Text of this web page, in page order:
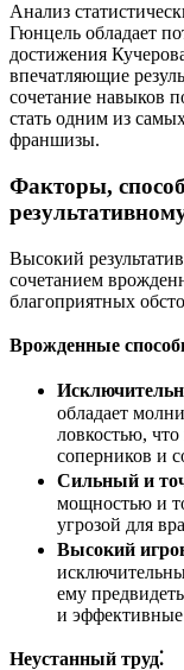
Анализ
Гюнцель обладает
достижения
впечатляющие
сочетание навыков
стать одним из
франшизы.
Факторы,
Высокий
сочетанием
благоприятных
Врожденные
обладает
ловкостью, что
соперников и
Сильный и
мощностью и
угрозой для
Высокий
ему
и
Неустанный труд⁚